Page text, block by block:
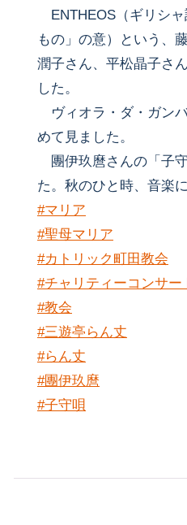
ENTHEOS（ギリシ
もの」の意）という、
潤子さん、平松晶子さ
した。
ヴィオラ・ダ・ガン
めて見ました。
團伊玖麿さんの「子
た。秋のひと時、音楽
#マリア
#聖母マリア
#カトリック町田教会
#チャリティーコンサー
#教会
#三遊亭らん丈
#らん丈
#團伊玖麿
#子守唄